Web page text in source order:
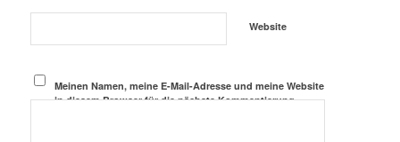
Website
Meinen Namen, meine E-Mail-Adresse und meine Website
in diesem Browser für die nächste Kommentierung